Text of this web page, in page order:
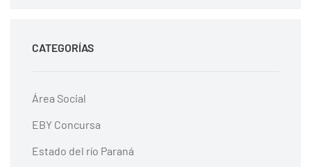
CATEGORÍAS
Área Social
EBY Concursa
Estado del río Paraná